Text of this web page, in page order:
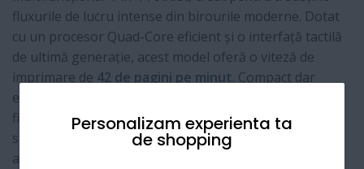
Personalizam experienta ta
de shopping
fluxurile de lucru intense din birourile moderne. Dotat
cu un procesor Quad-Core eficient și o interfață tactilă
de ultimă generație, acest model oferă o viteză de
imprimare de 42 de pagini pe minut. Compact dar
extrem de performant, Bizhub 4221i combină
fiabilitatea laser cu funcții avansate de scanare și
securitate, fiind soluția ideală pentru digitalizarea
afacerii dumneavoastră.